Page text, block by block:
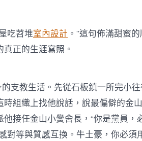
吃苕堆室內設計 。”這句佈滿甜蜜
正的生涯寫照。
的支教生活。先從石板鎮一所完小
組織上找他說話，說最偏僻的金
接任金山小黌舍長，“你是黨員，
對等與質感互換。牛土豪，你必須